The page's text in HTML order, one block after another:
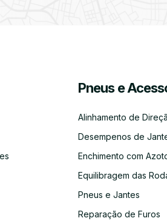
Pneus e
Alinhamento de
Desempenos de
Enchimento com
Equilibragem das
Pneus e Jantes
Reparação de Furos
Kit
Kit
AlternadorADBLUELimpeza
do
Circuito
de